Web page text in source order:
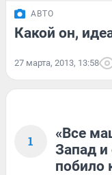
АВТО
Какой он,
27 марта, 2013, 13:58
1
«Все
Запад
побило